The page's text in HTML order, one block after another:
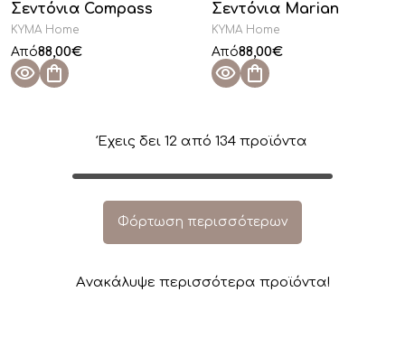
Σεντόνια Compass
KYMA Home
Από88,00€
Σεντόνια Marian
KYMA Home
Από88,00€
Έχεις δει 12 από 134 προϊόντα
Φόρτωση περισσότερων
Aνακάλυψε περισσότερα προϊόντα!